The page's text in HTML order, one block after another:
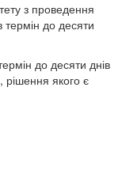
з проведення
до десяти
до десяти днів
рішення якого є